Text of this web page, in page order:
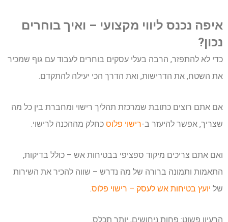
איפה נכנס ליווי מקצועי – ואיך בוחרים
נכון?
כדי לא להתפזר, הרבה בעלי עסקים בוחרים לעבוד עם גוף שמכיר
את השטח, את הדרישות, ואת הדרך הכי יעילה להתקדם.
אם אתם רוצים כתובת שמרכזת תהליך רישוי ומחברת בין כל מה
שצריך, אפשר להיעזר ב-רישוי פלוס כחלק מההכנה לרישוי.
ואם אתם צריכים מיקוד ספציפי בבטיחות אש – כולל בדיקות,
התאמות ותמונה ברורה של מה נדרש – שווה להכיר את השירות
של יועץ בטיחות אש לעסק – רישוי פלוס.
הרעיון פשוט: פחות ניחושים, יותר תכלס.